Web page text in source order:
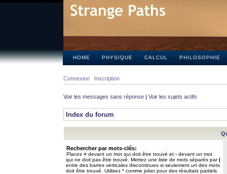
HOME PHYSIQUE CALCUL PHILOSOPHIE
Connexion Inscription
Voir les messages sans réponse | Voir les sujets actifs
Index du forum
Rechercher par mots-clés:
Placez + devant un mot qui doit être trouvé et - devant un mot
qui ne doit pas être trouvé. Mettez une liste de mots séparés par|
entre des barres verticales discontinues si seulement un des mots
doit être trouvé. Utilisez * comme joker pour des résultats partiels.